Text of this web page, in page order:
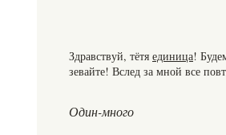
Здравствуй, тётя единица!
зевайте! Вслед за мной все
Один-много